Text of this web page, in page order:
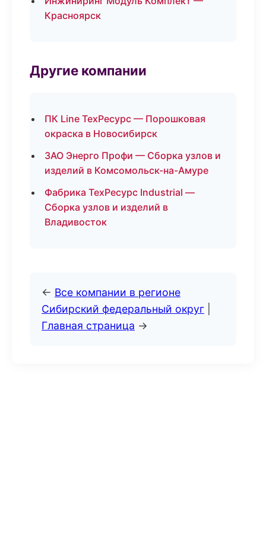
Красноярск
Другие компании
ПК Line ТехРесурс — Порошковая
окраска в Новосибирск
ЗАО Энерго Профи — Сборка узлов и
изделий в Комсомольск-на-Амуре
Фабрика ТехРесурс Industrial —
Сборка узлов и изделий в
Владивосток
← Все компании в регионе
Сибирский федеральный округ
Главная страница →